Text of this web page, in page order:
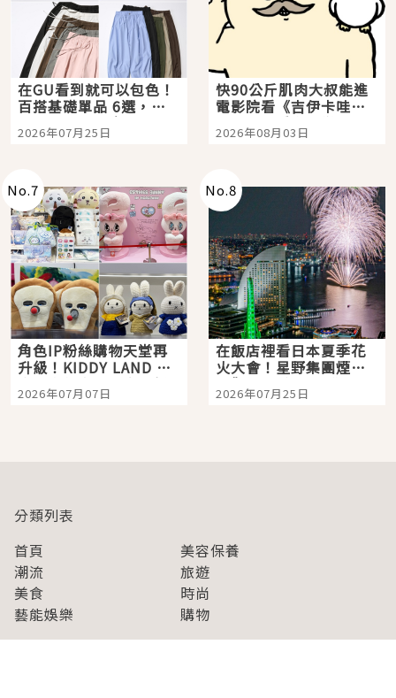
在GU看到就可以包色！
百搭基礎單品 6選，閉
眼全收也不心疼
2026年07月25日
快90公斤肌肉大叔能進
電影院看《吉伊卡哇》
嗎？日本重金屬樂團
「打首」會長與nagano
2026年08月03日
No.7
角色IP粉絲購物天堂再
升級！KIDDY LAND 原
宿店吉伊卡哇迎客，新
開幕 OMOKADO 店3分
2026年07月07日
No.8
在飯店裡看日本夏季花
火大會！星野集團煙火
景觀飯店6選，讓你不用
人擠人悠閒欣賞
2026年07月25日
分類列表
首頁
美容保養
潮流
旅遊
美食
時尚
藝能娛樂
購物